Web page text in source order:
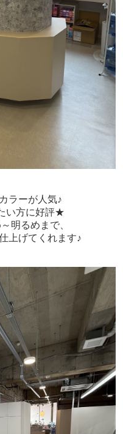
ラーが人気♪
い方に好評★
明るめまで、
上げてくれます♪